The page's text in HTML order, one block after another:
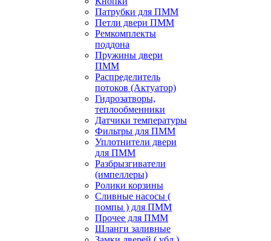
Патрубки для ПММ
Петли двери ПММ
Ремкомплекты
поддона
Пружины двери
ПММ
Распределитель
потоков (Актуатор)
Гидрозатворы,
теплообменники
Датчики температуры
Фильтры для ПММ
Уплотнители двери
для ПММ
Разбрызгиватели
(импеллеры)
Ролики корзины
Сливные насосы (
помпы ) для ПММ
Прочее для ПММ
Шланги заливные